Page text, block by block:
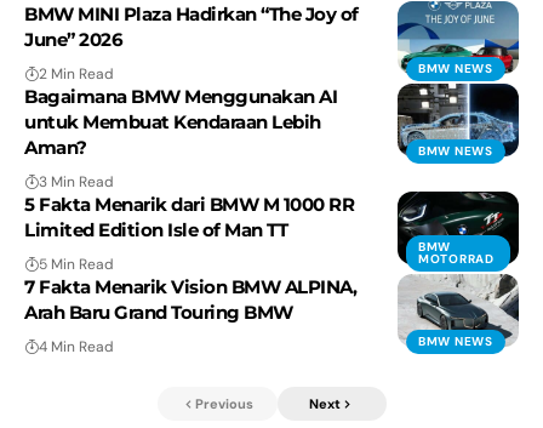
BMW NEWS
BMW MINI Plaza Hadirkan “The Joy of
June” 2026
2 Min Read
BMW NEWS
Bagaimana BMW Menggunakan AI
untuk Membuat Kendaraan Lebih
Aman?
3 Min Read
BMW
MOTORRAD
5 Fakta Menarik dari BMW M 1000 RR
Limited Edition Isle of Man TT
5 Min Read
BMW NEWS
7 Fakta Menarik Vision BMW ALPINA,
Arah Baru Grand Touring BMW
4 Min Read
Previous Next